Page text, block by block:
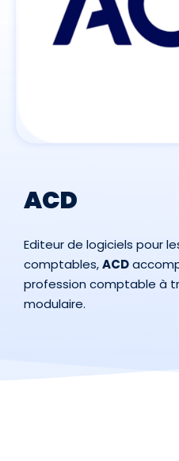
ACD
Editeur de logiciels pour
comptables,ACD
profession comptable à
modulaire.